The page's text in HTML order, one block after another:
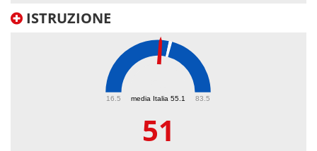
ISTRUZIONE
media Italia 55.1
16.5 83.5
51